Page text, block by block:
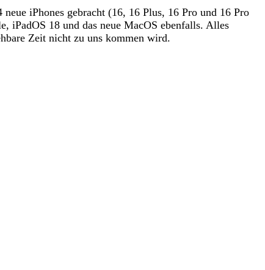
iPhones gebracht (16, 16 Plus, 16 Pro und 16 Pro
iPadOS 18 und das neue MacOS ebenfalls. Alles
Zeit nicht zu uns kommen wird.